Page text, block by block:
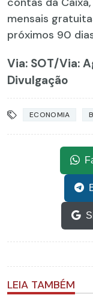
mensais
próximos 90
Via: SOT/Via:
Divulgação
ECONOMIA
LEIA TAMBÉM